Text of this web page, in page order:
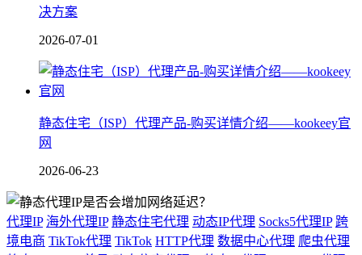
决方案
2026-07-01
静态住宅（ISP）代理产品-购买详情介绍——kookeey官
网
2026-06-23
代理IP 海外代理IP 静态住宅代理 动态IP代理 Socks5代理IP 跨
境电商 TikTok代理 TikTok HTTP代理 数据中心代理 爬虫代理